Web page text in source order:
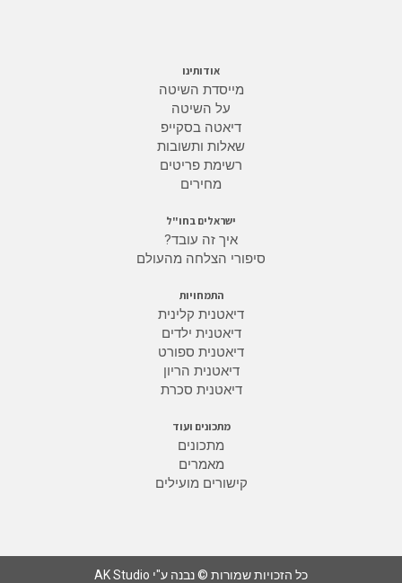
אודותינו
מייסדת השיטה
על השיטה
דיאטה בסקייפ
שאלות ותשובות
רשימת פריטים
מחירים
ישראלים בחו"ל
איך זה עובד?
סיפורי הצלחה מהעולם
התמחויות
דיאטנית קלינית
דיאטנית ילדים
דיאטנית ספורט
דיאטנית הריון
דיאטנית סכרת
מתכונים ועוד
מתכונים
מאמרים
קישורים מועילים
כל הזכויות שמורות © נבנה ע"י AK Studio